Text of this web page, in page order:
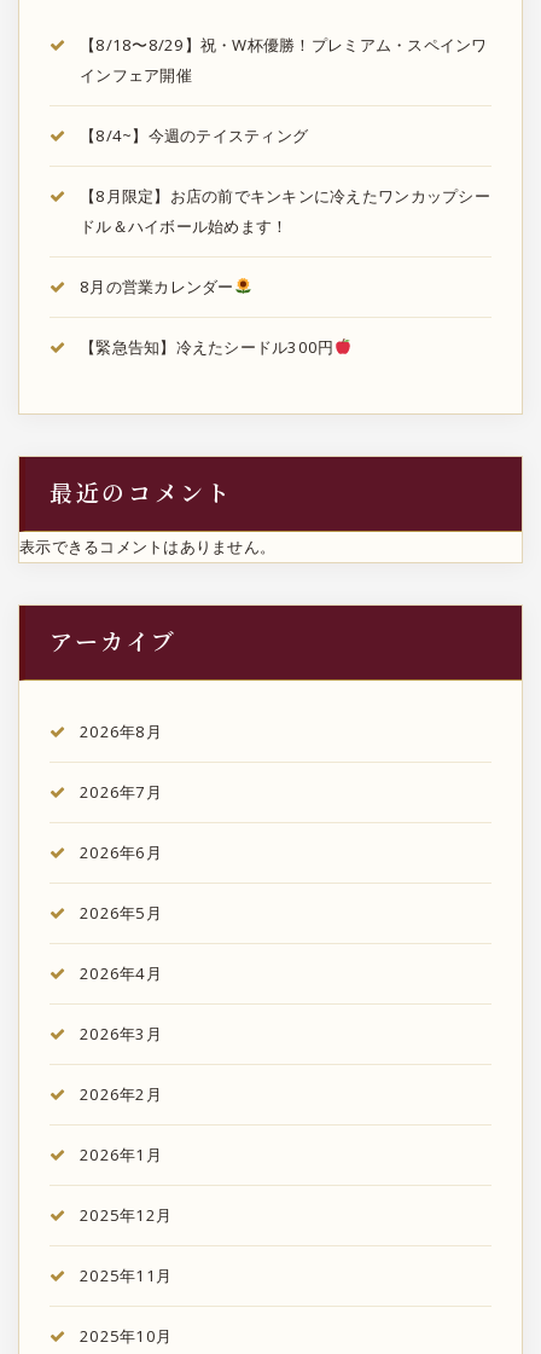
【8/18〜8/29】祝・W杯優勝！プレミアム・スペインワ
インフェア開催
【8/4~】今週のテイスティング
【8月限定】お店の前でキンキンに冷えたワンカップシー
ドル＆ハイボール始めます！
8月の営業カレンダー
【緊急告知】冷えたシードル300円
最近のコメント
表示できるコメントはありません。
アーカイブ
2026年8月
2026年7月
2026年6月
2026年5月
2026年4月
2026年3月
2026年2月
2026年1月
2025年12月
2025年11月
2025年10月